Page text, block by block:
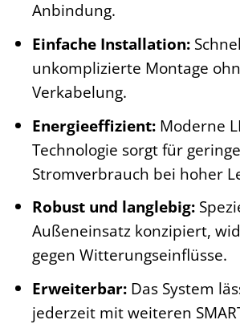
Anbindung.
Einfache Installation:
unkomplizierte Montage
Verkabelung.
Energieeffizient:Moderne
Technologie sorgt für
Stromverbrauch bei hoher
Robust und langlebig:
Außeneinsatz konzipiert,
gegen Witterungseinflüsse.
Erweiterbar:Das System
jederzeit mit weiteren